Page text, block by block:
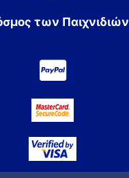
των Παιχνιδιών